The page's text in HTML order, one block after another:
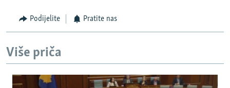
Podijelite Pratite nas
Više priča